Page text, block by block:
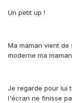
Un petit up !
Ma maman vient de
moderne ma maman
Je regarde pour lui
l'écran ne finisse